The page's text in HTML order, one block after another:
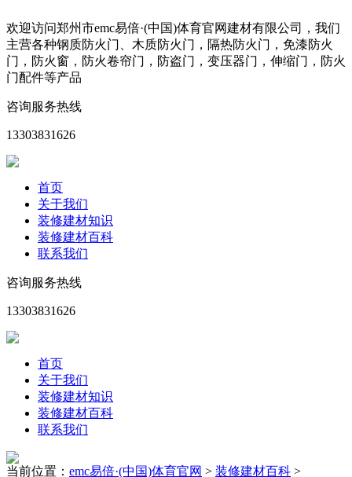
欢迎访问郑州市emc易倍·(中国)体育官网建材有限公司，我们
主营各种钢质防火门、木质防火门，隔热防火门，免漆防火
门，防火窗，防火卷帘门，防盗门，变压器门，伸缩门，防火
门配件等产品
咨询服务热线
13303831626
首页
关于我们
装修建材知识
装修建材百科
联系我们
咨询服务热线
13303831626
首页
关于我们
装修建材知识
装修建材百科
联系我们
当前位置： emc易倍·(中国)体育官网 > 装修建材百科 >